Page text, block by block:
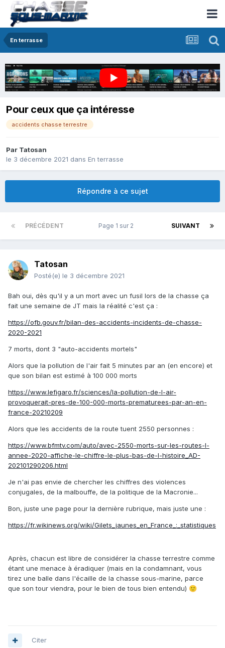
En terrasse
Pour ceux que ça intéresse
accidents chasse terrestre
Par Tatosan
le 3 décembre 2021 dans En terrasse
Répondre à ce sujet
PRÉCÉDENT SUIVANT
Page 1 sur 2
Tatosan
Posté(e) le 3 décembre 2021
Bah oui, dès qu'il y a un mort avec un fusil lors de la chasse ça
fait une semaine de JT mais la réalité c'est ça :
https://ofb.gouv.fr/bilan-des-accidents-incidents-de-chasse-
2020-2021
7 morts, dont 3 "auto-accidents mortels"
Alors que la pollution de l'air fait 5 minutes par an (en encore) et
que son bilan est estimé à 100 000 morts
https://www.lefigaro.fr/sciences/la-pollution-de-l-air-
provoquerait-pres-de-100-000-morts-prematurees-par-an-en-
france-20210209
Alors que les accidents de la route tuent 2550 personnes :
https://www.bfmtv.com/auto/avec-2550-morts-sur-les-routes-l-
annee-2020-affiche-le-chiffre-le-plus-bas-de-l-histoire_AD-
202101290206.html
Je n'ai pas envie de chercher les chiffres des violences
conjugales, de la malbouffe, de la politique de la Macronie...
Bon, juste une page pour la dernière rubrique, mais juste une :
https://fr.wikinews.org/wiki/Gilets_jaunes_en_France_:_statistiques
Après, chacun est libre de considérer la chasse terrestre comme
étant une menace à éradiquer (mais en la condamnant, vous
tirez une balle dans l'écaille de la chasse sous-marine, parce
que son tour viendra, pour le bien de tous bien entendu) 🙂
Citer